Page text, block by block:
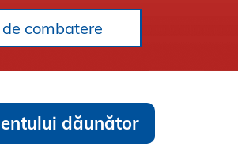
combatere
dăunător